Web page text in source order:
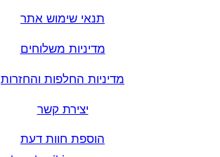
תנאי שימוש אתר
מדיניות משלוחים
מדיניות החלפות והחזרות
יצירת קשר
הוספת חוות דעת